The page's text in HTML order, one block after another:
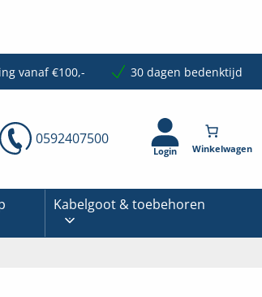
vanaf €100,- 30 dagen bedenktijd
0592407500
Login
Kabelgoot & toebehoren